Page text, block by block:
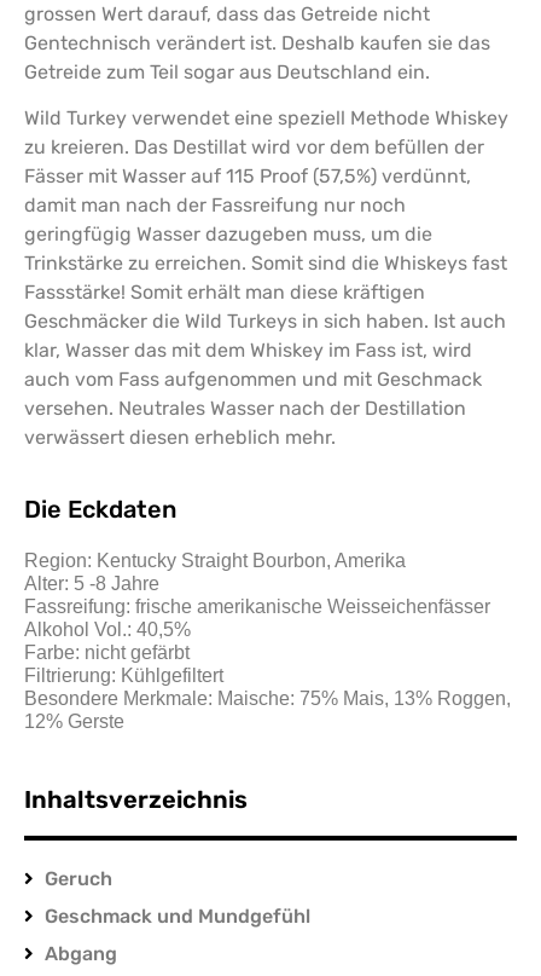
grossen Wert darauf, dass das Getreide nicht
Gentechnisch verändert ist. Deshalb kaufen sie das
Getreide zum Teil sogar aus Deutschland ein.
Wild Turkey verwendet eine speziell Methode Whiskey
zu kreieren. Das Destillat wird vor dem befüllen der
Fässer mit Wasser auf 115 Proof (57,5%) verdünnt,
damit man nach der Fassreifung nur noch
geringfügig Wasser dazugeben muss, um die
Trinkstärke zu erreichen. Somit sind die Whiskeys fast
Fassstärke! Somit erhält man diese kräftigen
Geschmäcker die Wild Turkeys in sich haben. Ist auch
klar, Wasser das mit dem Whiskey im Fass ist, wird
auch vom Fass aufgenommen und mit Geschmack
versehen. Neutrales Wasser nach der Destillation
verwässert diesen erheblich mehr.
Die Eckdaten
Region: Kentucky Straight Bourbon, Amerika
Alter: 5 -8 Jahre
Fassreifung: frische amerikanische Weisseichenfässer
Alkohol Vol.: 40,5%
Farbe: nicht gefärbt
Filtrierung: Kühlgefiltert
Besondere Merkmale: Maische: 75% Mais, 13% Roggen,
12% Gerste
Inhaltsverzeichnis
Geruch
Geschmack und Mundgefühl
Abgang